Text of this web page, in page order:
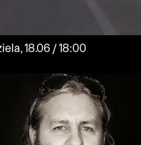
niedziela, 18.06 / 18:00